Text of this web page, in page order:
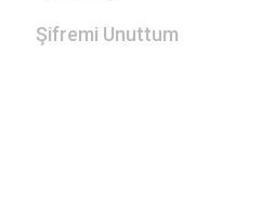
Şifremi Unuttum